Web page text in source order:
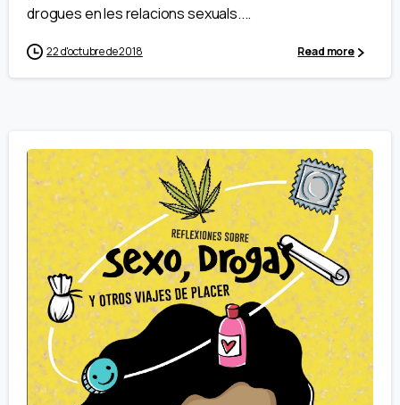
drogues en les relacions sexuals....
22 d'octubre de 2018 Read more